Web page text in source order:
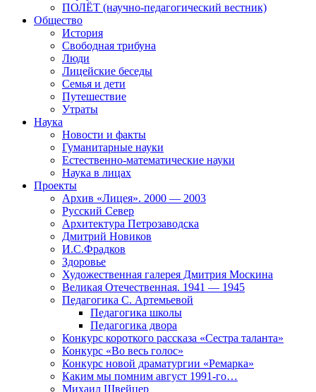
ПОЛЁТ (научно-педагогический вестник)
Общество
История
Свободная трибуна
Люди
Лицейские беседы
Семья и дети
Путешествие
Утраты
Наука
Новости и факты
Гуманитарные науки
Естественно-математические науки
Наука в лицах
Проекты
Архив «Лицея». 2000 — 2003
Русский Север
Архитектура Петрозаводска
Дмитрий Новиков
И.С.Фрадков
Здоровье
Художественная галерея Дмитрия Москина
Великая Отечественная. 1941 — 1945
Педагогика С. Артемьевой
Педагогика школы
Педагогика двора
Конкурс короткого рассказа «Сестра таланта»
Конкурс «Во весь голос»
Конкурс новой драматургии «Ремарка»
Каким мы помним август 1991-го…
Михаил Швейцер